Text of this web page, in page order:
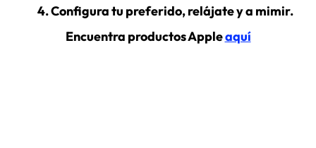
Configura tu preferido, relájate y a mimir.
Encuentra productos Appleaquí